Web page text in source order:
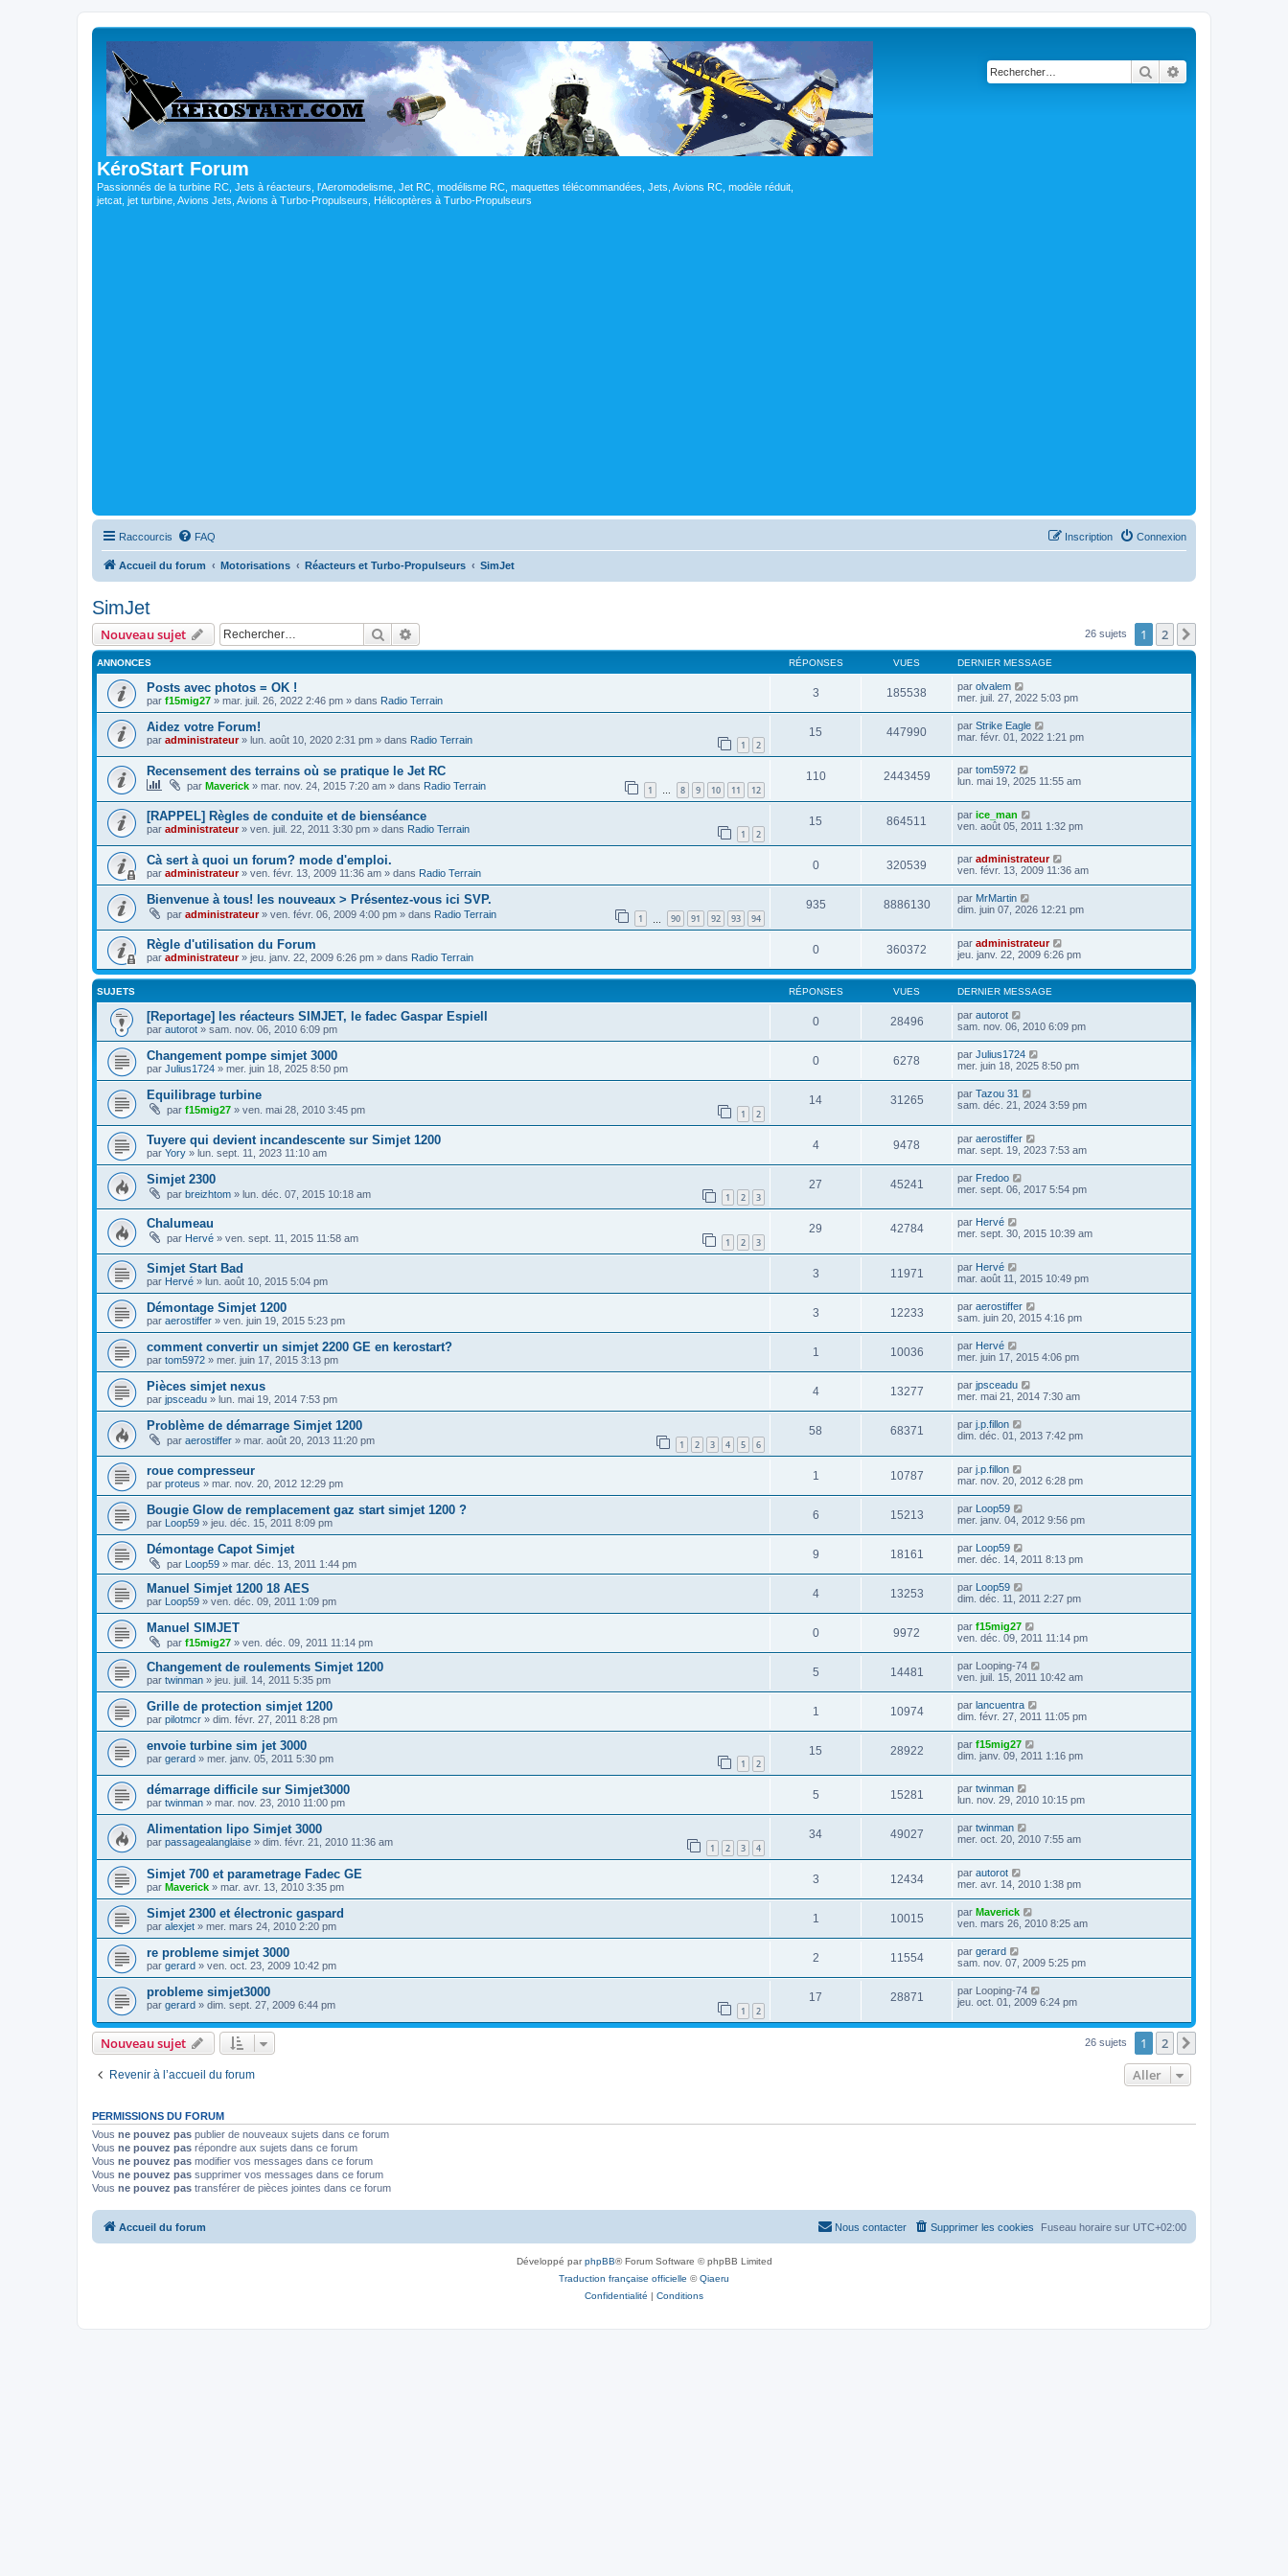
KéroStart Forum
Passionnés de la turbine RC, Jets à réacteurs, l'Aeromodelisme, Jet RC, modélisme RC, maquettes télécommandées, Jets, Avions RC, modèle réduit,
jetcat, jet turbine, Avions Jets, Avions à Turbo-Propulseurs, Hélicoptères à Turbo-Propulseurs
Rechercher
Raccourcis FAQ Connexion
Inscription
Accueil du forum Motorisations Réacteurs et Turbo-Propulseurs SimJet
SimJet
Nouveau sujet Rechercher 26 sujets 1 2
ANNONCES RÉPONSES VUES DERNIER MESSAGE
Posts avec photos = OK !
par f15mig27 » mar. juil. 26, 2022 2:46 pm » dans Radio Terrain
3 185538 par olvalem
mer. juil. 27, 2022 5:03 pm
Aidez votre Forum!
par administrateur» lun. août 10, 2020 2:31 pm » dans Radio Terrain 1 2
15 447990 par Strike Eagle
mar. févr. 01, 2022 1:21 pm
Recensement des terrains où se pratique le Jet RC
par Maverick » mar. nov. 24, 2015 7:20 am » dans Radio Terrain 1 … 8 9 10 11 12
110 2443459 par tom5972
lun. mai 19, 2025 11:55 am
[RAPPEL] Règles de conduite et de bienséance
par administrateur» ven. juil. 22, 2011 3:30 pm » dans Radio Terrain 1 2
15 864511 par ice_man
ven. août 05, 2011 1:32 pm
Cà sert à quoi un forum? mode d'emploi.
par administrateur» ven. févr. 13, 2009 11:36 am » dans Radio Terrain
0 320539 par administrateur
ven. févr. 13, 2009 11:36 am
Bienvenue à tous! les nouveaux > Présentez-vous ici SVP.
par administrateur» ven. févr. 06, 2009 4:00 pm » dans Radio Terrain 1 90 91 92 93 94
935 8886130 par MrMartin
dim. juin 07, 2026 12:21 pm
Règle d'utilisation du Forum
par administrateur» jeu. janv. 22, 2009 6:26 pm » dans Radio Terrain
0 360372 par administrateur
jeu. janv. 22, 2009 6:26 pm
SUJETS RÉPONSES VUES DERNIER MESSAGE
[Reportage] les réacteurs SIMJET, le fadec Gaspar Espiell
par autorot » sam. nov. 06, 2010 6:09 pm
0 28496 par autorot
sam. nov. 06, 2010 6:09 pm
Changement pompe simjet 3000
par Julius1724 » mer. juin 18, 2025 8:50 pm
0 6278 par Julius1724
mer. juin 18, 2025 8:50 pm
Equilibrage turbine
par f15mig27 » ven. mai 28, 2010 3:45 pm 1 2
14 31265 par Tazou 31
sam. déc. 21, 2024 3:59 pm
Tuyere qui devient incandescente sur Simjet 1200
par Yory » lun. sept. 11, 2023 11:10 am
4 9478 par aerostiffer
mar. sept. 19, 2023 7:53 am
Simjet 2300
par breizhtom » lun. déc. 07, 2015 10:18 am 1 2 3
27 45241 par Fredoo
mer. sept. 06, 2017 5:54 pm
Chalumeau
par Hervé » ven. sept. 11, 2015 11:58 am 1 2 3
29 42784 par Hervé
mer. sept. 30, 2015 10:39 am
Simjet Start Bad
par Hervé » lun. août 10, 2015 5:04 pm
3 11971 par Hervé
mar. août 11, 2015 10:49 pm
Démontage Simjet 1200
par aerostiffer » ven. juin 19, 2015 5:23 pm
3 12233 par aerostiffer
sam. juin 20, 2015 4:16 pm
comment convertir un simjet 2200 GE en kerostart?
par tom5972 » mer. juin 17, 2015 3:13 pm
1 10036 par Hervé
mer. juin 17, 2015 4:06 pm
Pièces simjet nexus
par jpsceadu » lun. mai 19, 2014 7:53 pm
4 13277 par jpsceadu
mer. mai 21, 2014 7:30 am
Problème de démarrage Simjet 1200
par aerostiffer » mar. août 20, 2013 11:20 pm 1 2 3 4 5 6
58 68371 par j.p.fillon
dim. déc. 01, 2013 7:42 pm
roue compresseur
par proteus » mar. nov. 20, 2012 12:29 pm
1 10787 par j.p.fillon
mar. nov. 20, 2012 6:28 pm
Bougie Glow de remplacement gaz start simjet 1200 ?
par Loop59 » jeu. déc. 15, 2011 8:09 pm
6 15213 par Loop59
mer. janv. 04, 2012 9:56 pm
Démontage Capot Simjet
par Loop59 » mar. déc. 13, 2011 1:44 pm
9 18161 par Loop59
mer. déc. 14, 2011 8:13 pm
Manuel Simjet 1200 18 AES
par Loop59 » ven. déc. 09, 2011 1:09 pm
4 13253 par Loop59
dim. déc. 11, 2011 2:27 pm
Manuel SIMJET
par f15mig27 » ven. déc. 09, 2011 11:14 pm
0 9972 par f15mig27
ven. déc. 09, 2011 11:14 pm
Changement de roulements Simjet 1200
par twinman » jeu. juil. 14, 2011 5:35 pm
5 14481 par Looping-74
ven. juil. 15, 2011 10:42 am
Grille de protection simjet 1200
par pilotmcr » dim. févr. 27, 2011 8:28 pm
1 10974 par lancuentra
dim. févr. 27, 2011 11:05 pm
envoie turbine sim jet 3000
par gerard » mer. janv. 05, 2011 5:30 pm 1 2
15 28922 par f15mig27
dim. janv. 09, 2011 1:16 pm
démarrage difficile sur Simjet3000
par twinman » mar. nov. 23, 2010 11:00 pm
5 15281 par twinman
lun. nov. 29, 2010 10:15 pm
Alimentation lipo Simjet 3000
par passagealanglaise » dim. févr. 21, 2010 11:36 am 1 2 3 4
34 49027 par twinman
mer. oct. 20, 2010 7:55 am
Simjet 700 et parametrage Fadec GE
par Maverick » mar. avr. 13, 2010 3:35 pm
3 12434 par autorot
mer. avr. 14, 2010 1:38 pm
Simjet 2300 et électronic gaspard
par alexjet » mer. mars 24, 2010 2:20 pm
1 10015 par Maverick
ven. mars 26, 2010 8:25 am
re probleme simjet 3000
par gerard » ven. oct. 23, 2009 10:42 pm
2 11554 par gerard
sam. nov. 07, 2009 5:25 pm
probleme simjet3000
par gerard » dim. sept. 27, 2009 6:44 pm 1 2
17 28871 par Looping-74
jeu. oct. 01, 2009 6:24 pm
Nouveau sujet 26 sujets 1 2
Revenir à l’accueil du forum Aller
PERMISSIONS DU FORUM
Vous ne pouvez pas publier de nouveaux sujets dans ce forum
Vous ne pouvez pas répondre aux sujets dans ce forum
Vous ne pouvez pas modifier vos messages dans ce forum
Vous ne pouvez pas supprimer vos messages dans ce forum
Vous ne pouvez pas transférer de pièces jointes dans ce forum
Accueil du forum Fuseau horaire sur UTC+02:00
Supprimer les cookies
Nous contacter
Développé parphpBB® Forum Software © phpBB Limited
Traduction française officielle ©Qiaeru
Confidentialité | Conditions